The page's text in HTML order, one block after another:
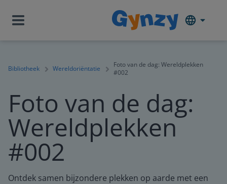
Bibliotheek Wereldoriëntatie
Foto van de dag: Wereldplekken
#002
Foto van de dag:
Wereldplekken
#002
Ontdek samen bijzondere plekken op aarde met een